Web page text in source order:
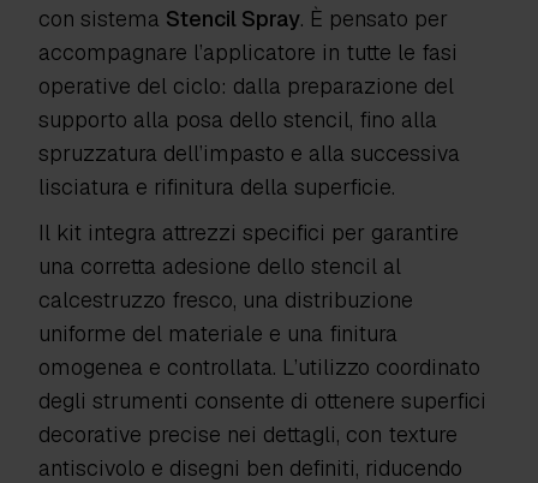
con sistema Stencil Spray. È pensato per
accompagnare l’applicatore in tutte le fasi
operative del ciclo: dalla preparazione del
supporto alla posa dello stencil, fino alla
spruzzatura dell’impasto e alla successiva
lisciatura e rifinitura della superficie.
Il kit integra attrezzi specifici per garantire
una corretta adesione dello stencil al
calcestruzzo fresco, una distribuzione
uniforme del materiale e una finitura
omogenea e controllata. L’utilizzo coordinato
degli strumenti consente di ottenere superfici
decorative precise nei dettagli, con texture
antiscivolo e disegni ben definiti, riducendo